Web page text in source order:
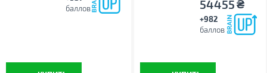
баллов 54455₴
+982
баллов